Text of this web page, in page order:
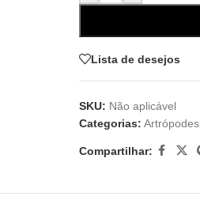
Lista de desejos
SKU: Não aplicável
Categorias: Artrópodes,
Compartilhar: